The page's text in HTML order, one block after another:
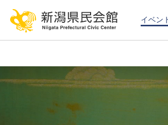
イベン